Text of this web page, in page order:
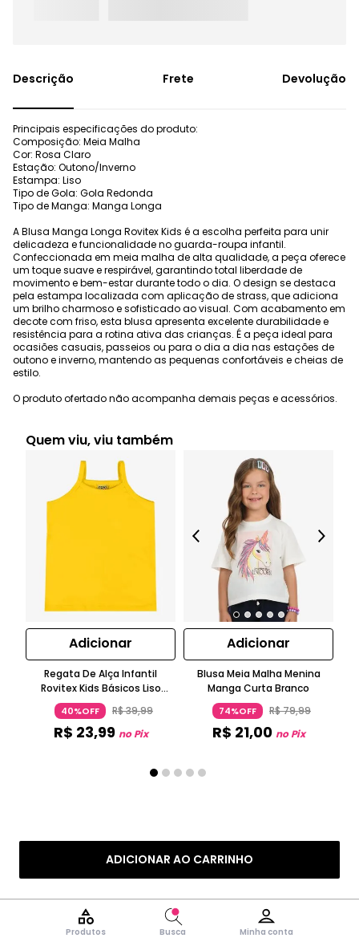
Produtos Busca Minha conta
ADICIONAR AO CARRINHO
Frete Devolução
Principais especificações do produto:
Composição: Meia Malha
Cor: Rosa Claro
Estação: Outono/Inverno
Estampa: Liso
Tipo de Gola: Gola Redonda
Tipo de Manga: Manga Longa
A Blusa Manga Longa Rovitex Kids é a escolha perfeita para unir
delicadeza e funcionalidade no guarda-roupa infantil.
Confeccionada em meia malha de alta qualidade, a peça oferece
um toque suave e respirável, garantindo total liberdade de
movimento e bem-estar durante todo o dia. O design se destaca
pela estampa localizada com aplicação de strass, que adiciona
um brilho charmoso e sofisticado ao visual. Com acabamento em
decote com friso, esta blusa apresenta excelente durabilidade e
resistência para a rotina ativa das crianças. É a peça ideal para
ocasiões casuais, passeios ou para o dia a dia nas estações de
outono e inverno, mantendo as pequenas confortáveis e cheias de
estilo.
O produto ofertado não acompanha demais peças e acessórios.
Quem viu, viu também
Adicionar
Regata De Alça Infantil
Rovitex Kids Básicos Liso
Amarelo
40%OFF R$39,99
R$ 23,99 no Pix
Adicionar
Blusa Meia Malha Menina
Manga Curta Branco
74%OFF R$79,99
R$ 21,00 no Pix